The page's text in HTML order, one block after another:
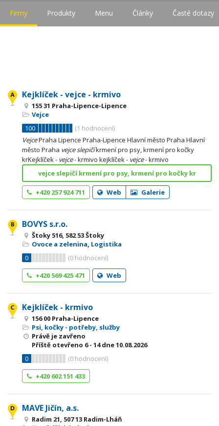
Firmy Produkty Menu Články Časté dotazy
Kejklíček - vejce - krmivo
155 31 Praha-Lipence-Lipence
Vejce
100
(1 hodnocení)
VejcePraha Lipence Praha-Lipence Hlavní město Praha Hlavní
město Praha vejceslepičíkrmení pro psy, krmení pro kočky
krKejklíček - vejce- krmivo kejklíček - vejce- krmivo
vejce slepičí krmení pro psy, krmení pro kočky kr
+420 257 924 711 Web Galerie
BOVYS s.r.o.
Štoky 516, 582 53 Štoky
Ovoce a zelenina, Logistika
0
(0 hodnocení)
+420 569 425 471
Web
Kejklíček - krmivo
156 00 Praha-Lipence
Psi, kočky - potřeby, služby
Právě je zavřeno
Příště otevřeno 6 - 14dne 10.08.2026
0
(0 hodnocení)
+420 602 151 433
MAVE Jičín, a.s.
Radim 21, 507 13 Radim-Lháň